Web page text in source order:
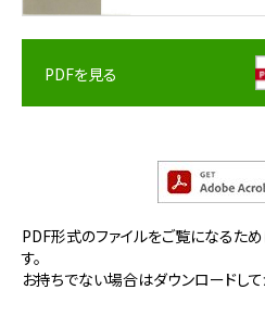
PDFを見る
PDF形式のファイルをご覧になるた
す。
お持ちでない場合はダウンロードして